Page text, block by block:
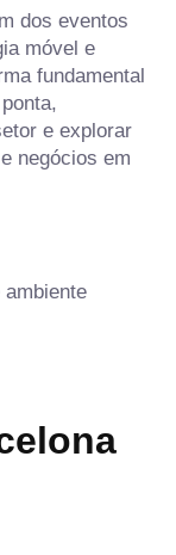
dos eventos
móvel e
fundamental
e explorar
negócios em